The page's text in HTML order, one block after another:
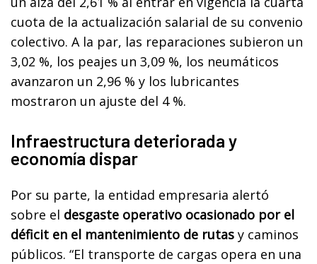
cuota de la actualización salarial de su convenio
colectivo. A la par, las reparaciones subieron un
3,02 %, los peajes un 3,09 %, los neumáticos
avanzaron un 2,96 % y los lubricantes
mostraron un ajuste del 4 %.
Infraestructura deteriorada y
economía dispar
Por su parte, la entidad empresaria alertó
sobre el desgaste operativo ocasionado por el
déficit en el mantenimiento de rutas y caminos
públicos. “El transporte de cargas opera en una